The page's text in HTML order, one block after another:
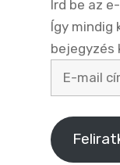
Írd be az
Így mindig
bejegyzés
mail
cím